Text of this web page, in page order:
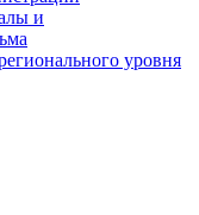
и
уровня